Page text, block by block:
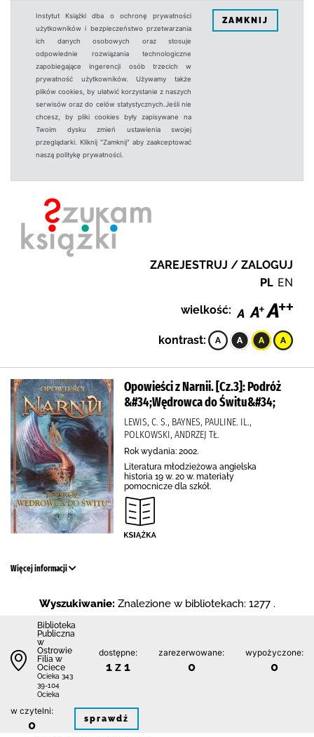
Instytut Książki dba o ochronę prywatności
użytkowników i bezpieczeństwo przetwarzania
ich danych osobowych oraz stosuje
odpowiednie rozwiązania technologiczne
zapobiegające ingerencji osób trzecich w
prywatność użytkowników. Używamy także
plików cookies, by ułatwić korzystanie z naszych
serwisów oraz do celów statystycznych.Jeśli nie
chcesz, by pliki cookies były zapisywane na
Twoim dysku zmień ustawienia swojej
przeglądarki. Kliknij "Zamknij" aby zaakceptować
naszą politykę prywatności.
ZAMKNIJ
ZAREJESTRUJ / ZALOGUJ
PL EN
wielkość:
kontrast:
Opowieści z Narnii. [Cz.3]: Podróż
&#34;Wędrowca do Świtu&#34;
LEWIS, C. S., BAYNES, PAULINE. IL.,
POLKOWSKI, ANDRZEJ TŁ.
Rok wydania: 2002.
Literatura młodzieżowa angielska
historia 19 w. 20 w. materiały
pomocnicze dla szkół.
Więcej informacji
Wyszukiwanie: Znalezione w bibliotekach: 1277 .
Biblioteka
Publiczna
w
Ostrowie
Filia w
Ociece
Ocieka 343
39-104
Ocieka
dostępne:
1 z 1
zarezerwowane:
0
wypożyczone:
0
w czytelni:
0 sprawdź